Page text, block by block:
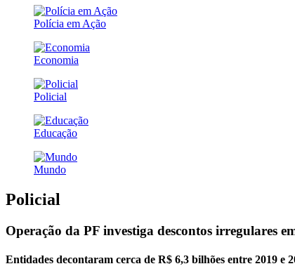
Polícia em Ação
Economia
Policial
Educação
Mundo
Policial
Operação da PF investiga descontos irregulares
Entidades decontaram cerca de R$ 6,3 bilhões entre 2019 e